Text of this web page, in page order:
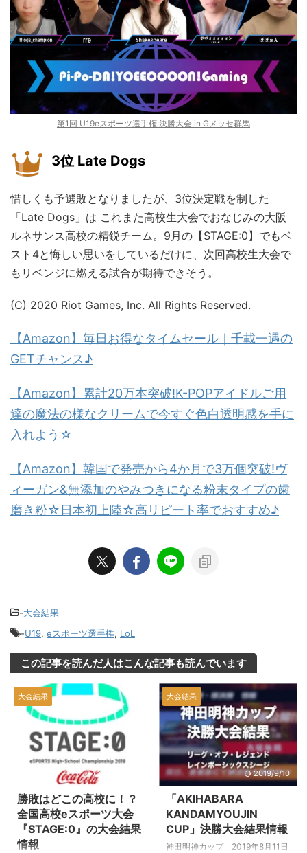
第1回 U19eスポーツ選手権 決勝大会 in Gメッセ群馬
3位 Late Dogs
惜しくも予選敗となりましたが、3位決定戦を制した
「Late Dogs」は これまた高校生大会でおなじみの大阪
ルネサンス高校の精鋭チーム。9月の【STAGE:0】でもベ
スト4と悔しい思いをしているだけに、次回高校生大会で
もリベンジに燃える試合が期待できそう。
(C) 2020 Riot Games, Inc. All Rights Reserved.
【Amazon】毎日お得なタイムセール｜千載一遇の
GETチャンス♪
【Amazon】累計20万本突破!K-POPアイドルご用
達の魔法の様なクリームで今すぐ色白透明感を手に
入れよう☆
【Amazon】韓国で発売から4か月で3万個突破!ヴ
ィーガン&無添加のやみつきになる粉末タイプの歯
磨き粉☆日本初上陸☆高リピート率でおすすめ♪
-大会結果
-U19, eスポーツ選手権, LoL
この記事を読んだ人はこんな記事も読んでいます
大会結果
勝敗はどこの高校に！？
全国高校eスポーツ大会
『STAGE:0』の大会結果
情報
大会結果
2019/9/10
「AKIHABARA
KANDAMYOUJIN
CUP」決勝大会結果情報
神田明神カップ 2019年8月11日